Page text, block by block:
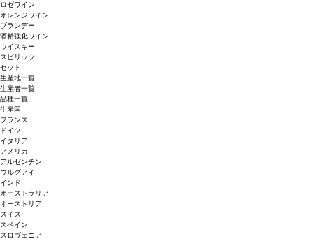
ロゼワイン
オレンジワイン
ブランデー
酒精強化ワイン
ウイスキー
スピリッツ
セット
生産地一覧
生産者一覧
品種一覧
生産国
フランス
ドイツ
イタリア
アメリカ
アルゼンチン
ウルグアイ
インド
オーストラリア
オーストリア
スイス
スペイン
スロヴェニア